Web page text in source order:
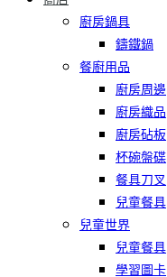
廚房鍋具
鑄鐵鍋
餐廚用品
廚房周邊
廚房織品
廚房砧板
杯碗盤碟
餐具刀叉
兒童餐具
兒童世界
兒童餐具
學習圖卡